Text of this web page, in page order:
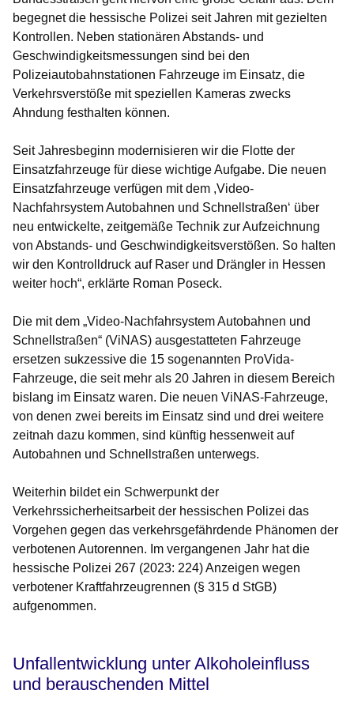
begegnet die hessische Polizei seit Jahren mit gezielten
Kontrollen. Neben stationären Abstands- und
Geschwindigkeitsmessungen sind bei den
Polizeiautobahnstationen Fahrzeuge im Einsatz, die
Verkehrsverstöße mit speziellen Kameras zwecks
Ahndung festhalten können.
Seit Jahresbeginn modernisieren wir die Flotte der
Einsatzfahrzeuge für diese wichtige Aufgabe. Die neuen
Einsatzfahrzeuge verfügen mit dem ,Video-
Nachfahrsystem Autobahnen und Schnellstraßen‘ über
neu entwickelte, zeitgemäße Technik zur Aufzeichnung
von Abstands- und Geschwindigkeitsverstößen. So halten
wir den Kontrolldruck auf Raser und Drängler in Hessen
weiter hoch“, erklärte Roman Poseck.
Die mit dem „Video-Nachfahrsystem Autobahnen und
Schnellstraßen“ (ViNAS) ausgestatteten Fahrzeuge
ersetzen sukzessive die 15 sogenannten ProVida-
Fahrzeuge, die seit mehr als 20 Jahren in diesem Bereich
bislang im Einsatz waren. Die neuen ViNAS-Fahrzeuge,
von denen zwei bereits im Einsatz sind und drei weitere
zeitnah dazu kommen, sind künftig hessenweit auf
Autobahnen und Schnellstraßen unterwegs.
Weiterhin bildet ein Schwerpunkt der
Verkehrssicherheitsarbeit der hessischen Polizei das
Vorgehen gegen das verkehrsgefährdende Phänomen der
verbotenen Autorennen. Im vergangenen Jahr hat die
hessische Polizei 267 (2023: 224) Anzeigen wegen
verbotener Kraftfahrzeugrennen (§ 315 d StGB)
aufgenommen.
Unfallentwicklung unter Alkoholeinfluss
und berauschenden Mittel